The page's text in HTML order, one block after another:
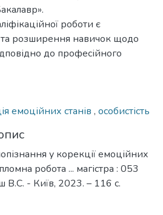
роботи є
та розширення навичок щодо
до професійного
емоційних станів , особистість
у корекції емоційних
робота ... магістра : 053
В.С. - Київ, 2023. – 116 с.